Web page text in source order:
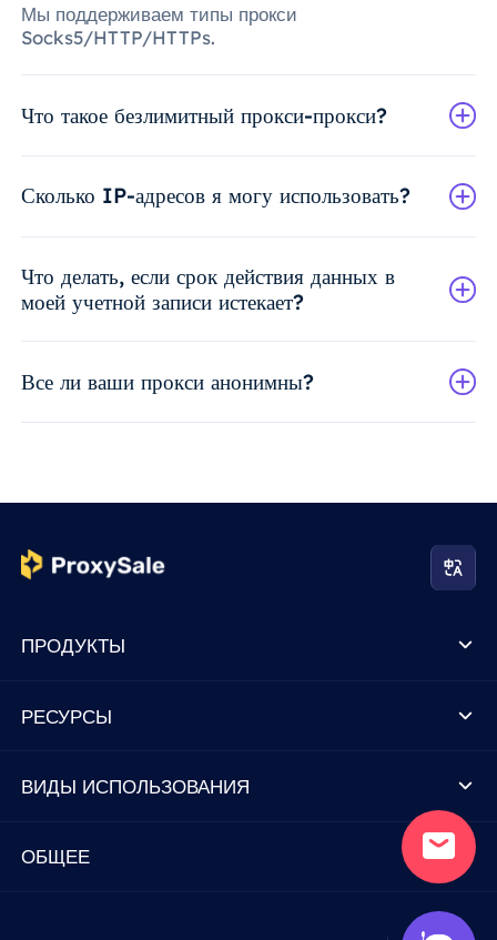
Мы поддерживаем типы прокси
Socks5/HTTP/HTTPs.
Что такое безлимитный прокси-прокси?
Сколько IP-адресов я могу использовать?
Что делать, если срок действия данных в
моей учетной записи истекает?
Все ли ваши прокси анонимны?
ПРОДУКТЫ
РЕСУРСЫ
ВИДЫ ИСПОЛЬЗОВАНИЯ
ОБЩЕЕ